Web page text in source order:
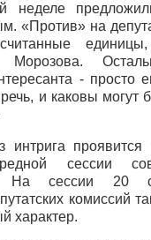
неделе
«Против» на
считанные
Морозова.
- просто
и каковы могут
интрига проявится
сессии
На сессии 20
комиссий
характер.